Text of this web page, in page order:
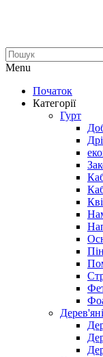
Menu
Початок
Категорії
Гурт